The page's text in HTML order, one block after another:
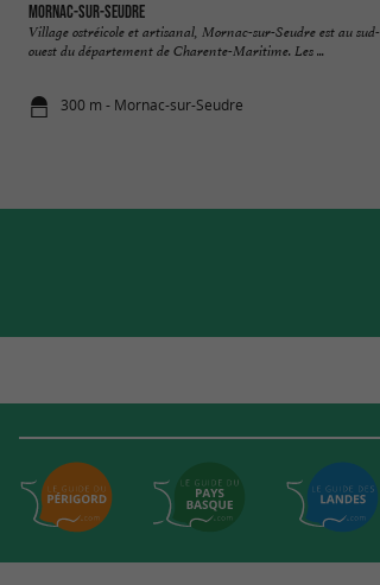
Mornac-sur-Seudre
Village ostréicole et artisanal, Mornac-sur-Seudre est au sud-
ouest du département de Charente-Maritime. Les ...
300 m - Mornac-sur-Seudre